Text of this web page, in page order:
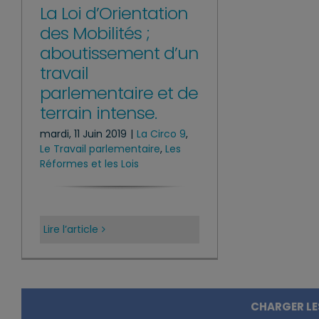
La Loi d’Orientation
des Mobilités ;
aboutissement d’un
travail
parlementaire et de
terrain intense.
mardi, 11 Juin 2019 | La Circo 9,
Le Travail parlementaire, Les
Réformes et les Lois
Lire l’article
CHARGER